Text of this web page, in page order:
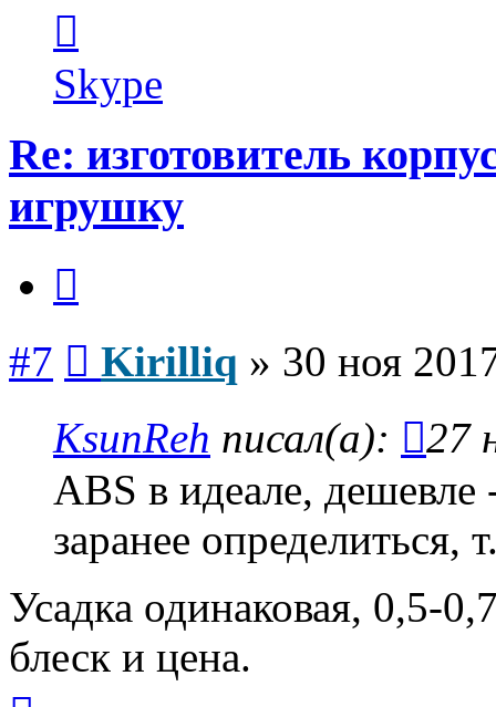
пользователя
Kirilliq
Skype
Re: изготовитель
игрушку
#7 Kirilliq » 30 ноя
KsunReh писал(а):
27
ABS в идеале,
заранее определиться,
Усадка одинаковая, 0,5-
блеск и цена.